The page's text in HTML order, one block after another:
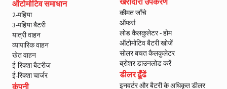
ऑटोमोटिव समाधान
2-पहिया
3-पहिया बैटरी
यात्री वाहन
व्यापारिक वाहन
खेत वाहन
ई-रिक्शा बैटरीज
ई-रिक्शा चार्जर
कीमत जाँचे
ऑफर्स
लोड कैलकुलेटर - होम
ऑटोमोटिव बैटरी खोजें
सोलर बचत कैलकुलेटर
ब्रोशर डाउनलोड करें
डीलर ढूँढें
इनवर्टर और बैटरी के अधिकृत डीलर